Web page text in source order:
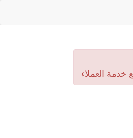
‬خدمة العملاء